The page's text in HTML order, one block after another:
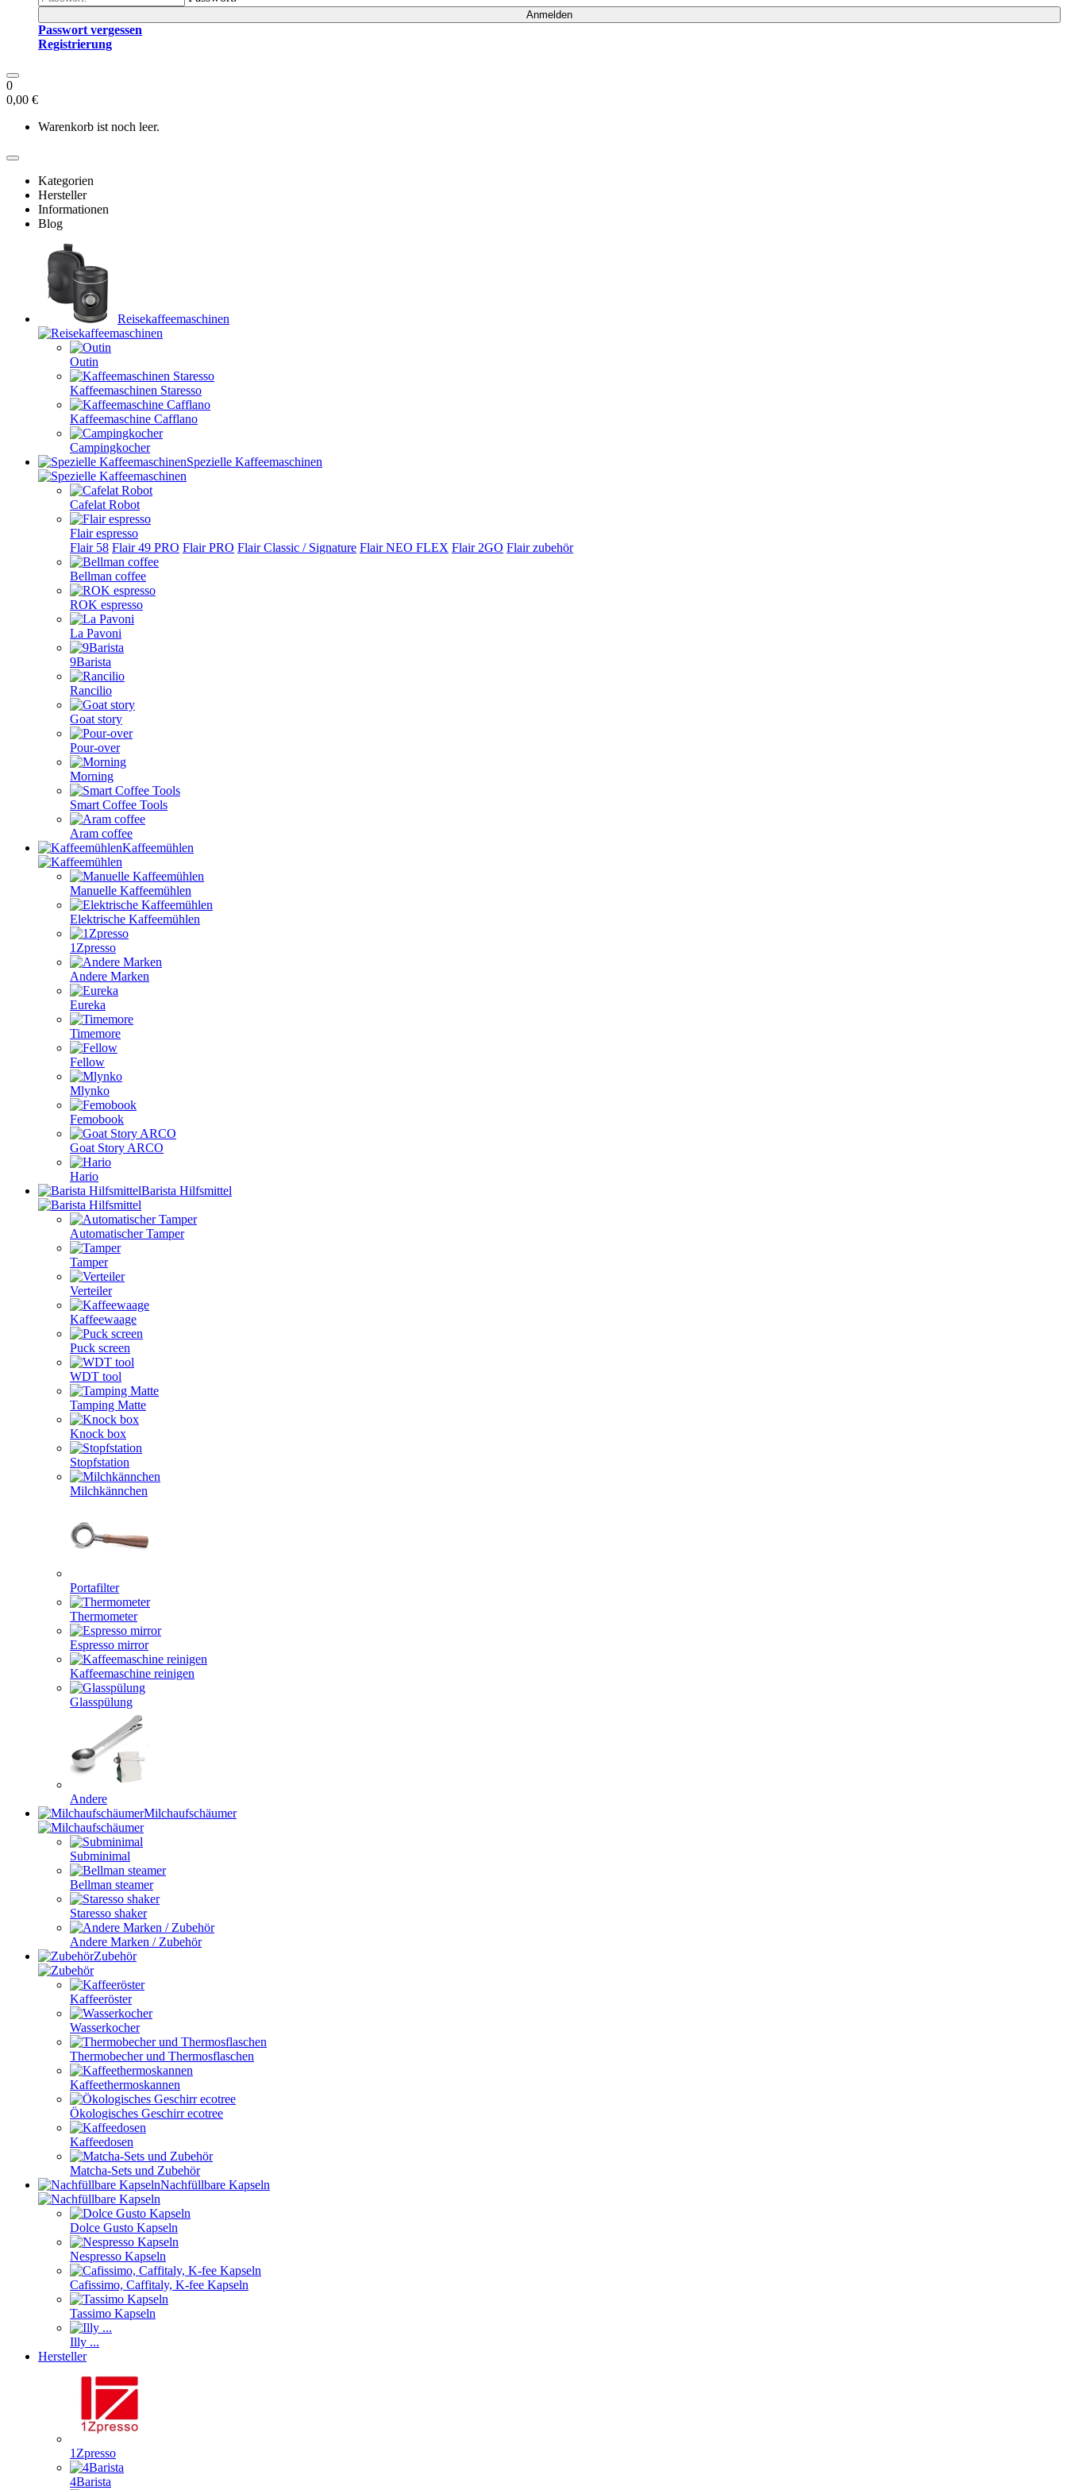
Anmelden
Passwort vergessen
Registrierung
0
0,00 €
Warenkorb ist noch leer.
Kategorien
Hersteller
Informationen
Blog
Reisekaffeemaschinen
Outin
Kaffeemaschinen Staresso
Kaffeemaschine Cafflano
Campingkocher
Spezielle Kaffeemaschinen
Cafelat Robot
Flair espresso
Flair 58 Flair 49 PRO Flair PRO Flair Classic / Signature Flair NEO FLEX Flair 2GO Flair zubehör
Bellman coffee
ROK espresso
La Pavoni
9Barista
Rancilio
Goat story
Pour-over
Morning
Smart Coffee Tools
Aram coffee
Kaffeemühlen
Manuelle Kaffeemühlen
Elektrische Kaffeemühlen
1Zpresso
Andere Marken
Eureka
Timemore
Fellow
Mlynko
Femobook
Goat Story ARCO
Hario
Barista Hilfsmittel
Automatischer Tamper
Tamper
Verteiler
Kaffeewaage
Puck screen
WDT tool
Tamping Matte
Knock box
Stopfstation
Milchkännchen
Portafilter
Thermometer
Espresso mirror
Kaffeemaschine reinigen
Glasspülung
Andere
Milchaufschäumer
Subminimal
Bellman steamer
Staresso shaker
Andere Marken / Zubehör
Zubehör
Kaffeeröster
Wasserkocher
Thermobecher und Thermosflaschen
Kaffeethermoskannen
Ökologisches Geschirr ecotree
Kaffeedosen
Matcha-Sets und Zubehör
Nachfüllbare Kapseln
Dolce Gusto Kapseln
Nespresso Kapseln
Cafissimo, Caffitaly, K-fee Kapseln
Tassimo Kapseln
Illy ...
Hersteller
1Zpresso
4Barista